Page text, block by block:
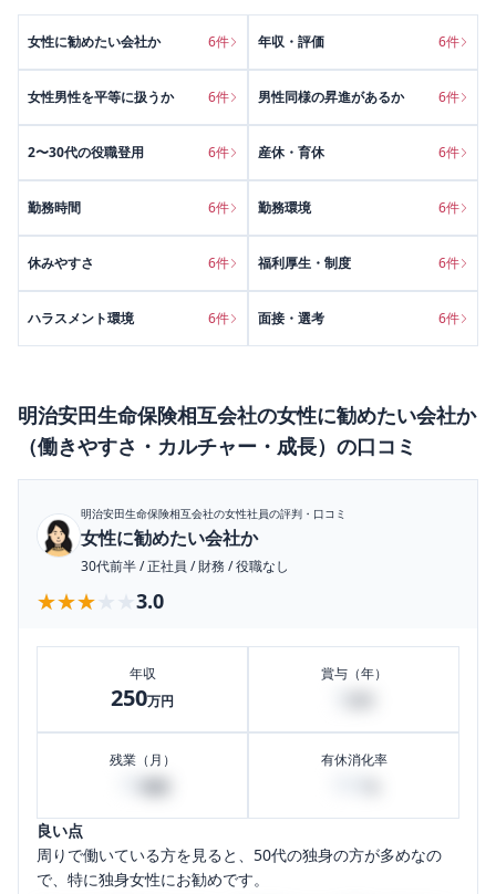
女性に勧めたい会社か 6件 年収・評価 6件
女性男性を平等に扱うか 6件 男性同様の昇進があるか 6件
2〜30代の役職登用 6件 産休・育休 6件
勤務時間 6件 勤務環境 6件
休みやすさ 6件 福利厚生・制度 6件
ハラスメント環境 6件 面接・選考 6件
明治安田生命保険相互会社の女性に勧めたい会社か
（働きやすさ・カルチャー・成長） の口コミ
明治安田生命保険相互会社の女性社員の評判・口コミ
女性に勧めたい会社か
30代前半/正社員 /財務 /役職なし
★★★★★
★★★★★ 3.0
年収
250万円
賞与（年）
残業（月） 有休消化率
良い点
周りで働いている方を見ると、50代の独身の方が多めなの
で、特に独身女性にお勧めです。